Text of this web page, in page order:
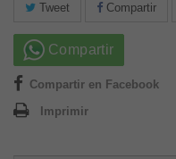
Tweet
Compartir
Compartir
Compartir en Facebook
Imprimir